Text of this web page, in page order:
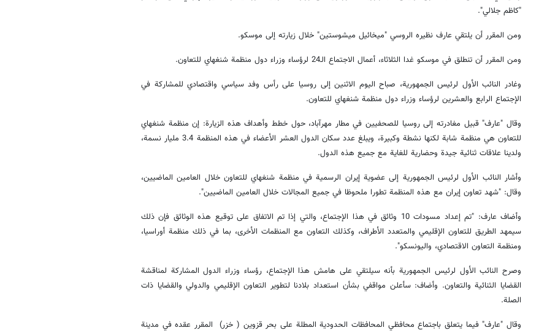
"كاظم جلالي".
ومن المقرر أن يلتقي عارف نظيره الروسي "ميخائيل ميشوستين" خلال زيارته إلى موسكو.
ومن المقرر أن تنطلق في موسكو غدا الثلاثاء، أعمال الاجتماع الـ24 لرؤساء وزراء دول منظمة شنغهاي للتعاون.
وغادر النائب الأول لرئيس الجمهورية، صباح اليوم الاثنين إلى روسيا على رأس وفد سياسي واقتصادي للمشاركة في
الإجتماع الرابع والعشرين لرؤساء وزراء دول منظمة شنغهاي للتعاون.
وقال "عارف" قبیل مغادرته إلى روسيا للصحفیین في مطار مهرآباد، حول خطط وأهداف هذه الزیارة: إن منظمة شنغهاي
للتعاون هي منظمة شابة لكنها نشطة وكبيرة، ويبلغ عدد سكان الدول العشر الأعضاء في هذه المنظمة 3.4 مليار نسمة،
ولدينا علاقات ثنائية جيدة وحضارية للغاية مع جميع هذه الدول.
وأشار النائب الأول لرئيس الجمهوریة إلى عضوية إيران الرسمية في منظمة شنغهاي للتعاون خلال العامين الماضيين،
وقال: "شهد تعاون إيران مع هذه المنظمة تطورا ملحوظا في جميع المجالات خلال العامين الماضيين".
وأضاف عارف: "تم إعداد مسودات 10 وثائق في هذا الإجتماع، والتي إذا تم الاتفاق على توقيع هذه الوثائق فإن ذلك
سيمهد الطريق للتعاون الإقليمي والمتعدد الأطراف، وكذلك التعاون مع المنظمات الأخرى، بما في ذلك منظمة أوراسيا،
ومنظمة التعاون الاقتصادي، واليونسكو".
وصرح النائب الأول لرئيس الجمهوریة بأنه سيلتقي على هامش هذا الإجتماع، رؤساء وزراء الدول المشاركة لمناقشة
القضايا الثنائية والتعاون. وأضاف: سأعلن مواقفي بشأن استعداد بلادنا لتطوير التعاون الإقليمي والدولي والقضايا ذات
الصلة.
وقال "عارف" فيما يتعلق باجتماع محافظي المحافظات الحدودية المطلة على بحر قزوين ( خزر) المقرر عقده في مدینة